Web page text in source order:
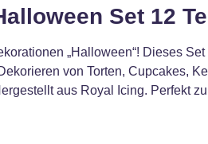
Set 12
„Halloween“! Dieses
von Torten, Cupcakes,
aus Royal Icing. Perfekt